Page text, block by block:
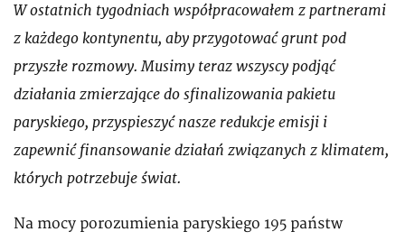
W ostatnich tygodniach współpracowałem z partnerami
z każdego kontynentu, aby przygotować grunt pod
przyszłe rozmowy. Musimy teraz wszyscy podjąć
działania zmierzające do sfinalizowania pakietu
paryskiego, przyspieszyć nasze redukcje emisji i
zapewnić finansowanie działań związanych z klimatem,
których potrzebuje świat.
Na mocy porozumienia paryskiego 195 państw